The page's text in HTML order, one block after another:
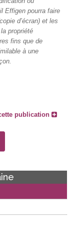
Effigen pourra faire
d’écran) et les
propriété
fins que de
à une
publication